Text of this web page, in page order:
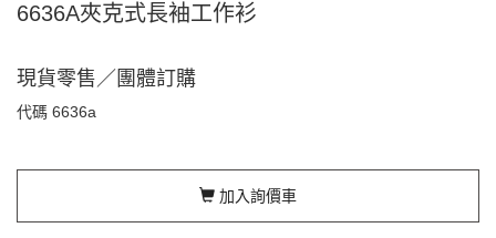
6636A夾克式長袖工作衫
現貨零售／團體訂購
代碼 6636a
加入詢價車